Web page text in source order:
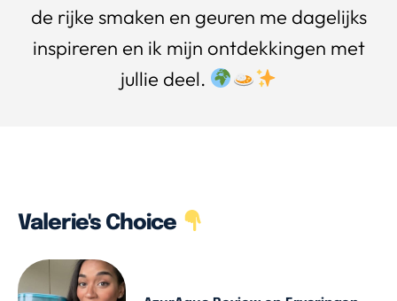
de rijke smaken en geuren me dagelijks
inspireren en ik mijn ontdekkingen met
jullie deel.
Valerie's Choice